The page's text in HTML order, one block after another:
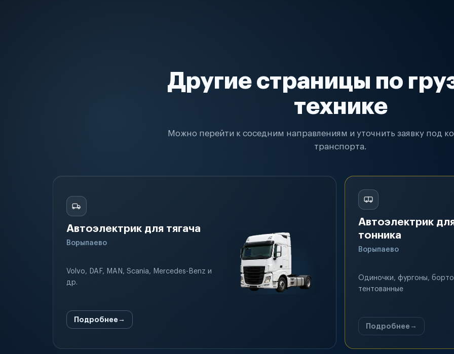
Другие страницы по
технике
Можно перейти к соседним направлениям и уточнить заявку под
транспорта.
Автоэлектрик для тягача
Ворыпаево
Volvo, DAF, MAN, Scania, Mercedes-Benz и
др.
Подробнее
Автоэлектрик
тонника
Ворыпаево
Одиночки, фургоны,
тентованные
Подробнее